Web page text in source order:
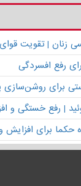
زنان | تقویت
رفع افسردگی
برای
| رفع خستگی و
حکما برای